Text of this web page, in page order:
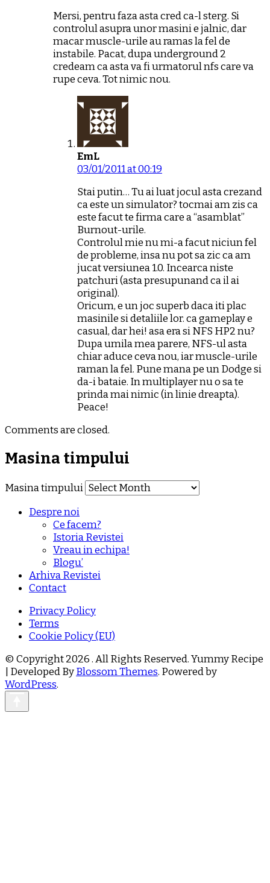
Mersi, pentru faza asta cred ca-l sterg. Si
controlul asupra unor masini e jalnic, dar
macar muscle-urile au ramas la fel de
instabile. Pacat, dupa underground 2
credeam ca asta va fi urmatorul nfs care va
rupe ceva. Tot nimic nou.
EmL
03/01/2011 at 00:19
Stai putin… Tu ai luat jocul asta crezand
ca este un simulator? tocmai am zis ca
este facut te firma care a “asamblat”
Burnout-urile.
Controlul mie nu mi-a facut niciun fel
de probleme, insa nu pot sa zic ca am
jucat versiunea 1.0. Incearca niste
patchuri (asta presupunand ca il ai
original).
Oricum, e un joc superb daca iti plac
masinile si detaliile lor. ca gameplay e
casual, dar hei! asa era si NFS HP2 nu?
Dupa umila mea parere, NFS-ul asta
chiar aduce ceva nou, iar muscle-urile
raman la fel. Pune mana pe un Dodge si
da-i bataie. In multiplayer nu o sa te
prinda mai nimic (in linie dreapta).
Peace!
Comments are closed.
Masina timpului
Masina timpului
Despre noi
Ce facem?
Istoria Revistei
Vreau in echipa!
Blogu’
Arhiva Revistei
Contact
Privacy Policy
Terms
Cookie Policy (EU)
© Copyright 2026. All Rights Reserved.Yummy Recipe
| Developed ByBlossom Themes. Powered by
WordPress.